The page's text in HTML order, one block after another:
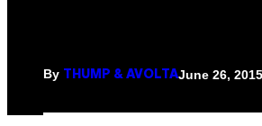
By THUMP & AVOLTAJune 26,